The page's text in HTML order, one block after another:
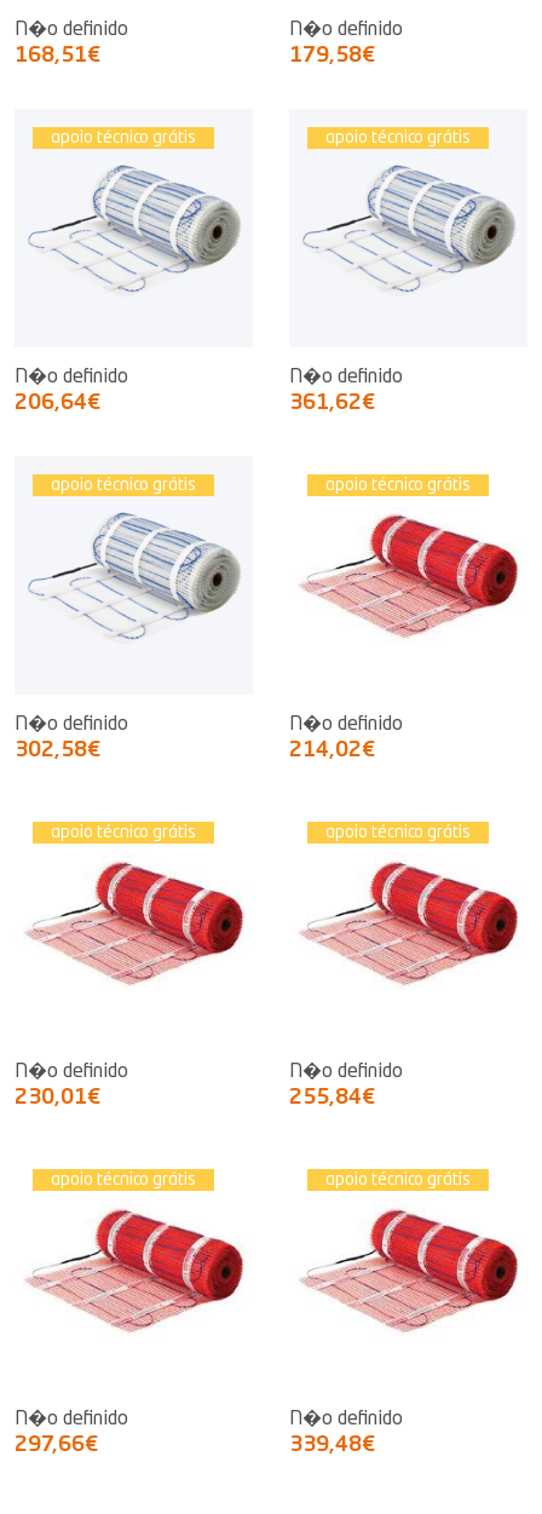
N�o definido
168,51€
N�o definido
179,58€
apoio técnico grátis
N�o definido
206,64€
apoio técnico grátis
N�o definido
361,62€
apoio técnico grátis
N�o definido
302,58€
apoio técnico grátis
N�o definido
214,02€
apoio técnico grátis
N�o definido
230,01€
apoio técnico grátis
N�o definido
255,84€
apoio técnico grátis
N�o definido
297,66€
apoio técnico grátis
N�o definido
339,48€